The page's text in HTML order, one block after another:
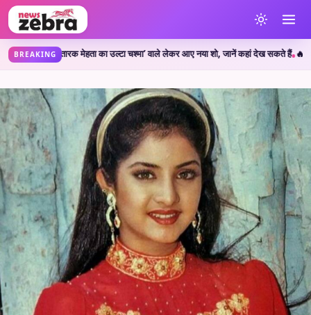
BREAKING
मेहता का उल्टा चश्मा’ वाले लेकर आए नया शो, जानें कहां देख सकते हैं•🔥 CJP Protest: